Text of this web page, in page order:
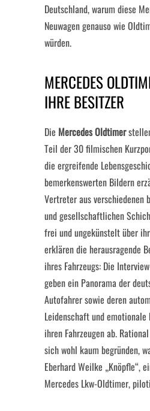
Deutschland, warum diese
Neuwagen genauso wie
würden.
MERCEDES
IHRE BESITZER
Die Mercedes Oldtimer
Teil der 30 filmischen
die ergreifende
bemerkenswerten Bildern
Vertreter aus verschiedenen
und gesellschaftlichen
frei und ungekünstelt über
erklären die herausragende
ihres Fahrzeugs: Die
geben ein Panorama der
Autofahrer sowie deren
Leidenschaft und emotionale
ihren Fahrzeugen ab.
sich wohl kaum begründen,
Eberhard Weilke „Knöpfle“,
Mercedes Lkw-Oldtimer,